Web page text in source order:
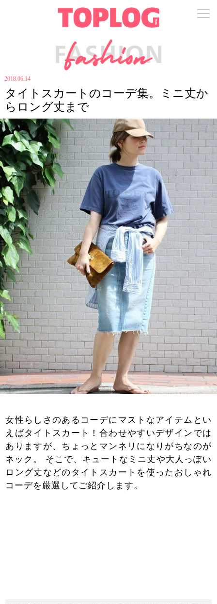
2018.06.14
タイトスカートのコーデ集。ミニ丈か
らロング丈まで
女性らしさのあるコーデにマストなアイテムとい
えばタイトスカート！合わせやすいデザインでは
ありますが、ちょっとマンネリになりがちなのが
ネック。 そこで、キュートなミニ丈や大人っぽい
ロング丈などのタイトスカートを使ったおしゃれ
コーデを厳選してご紹介します。